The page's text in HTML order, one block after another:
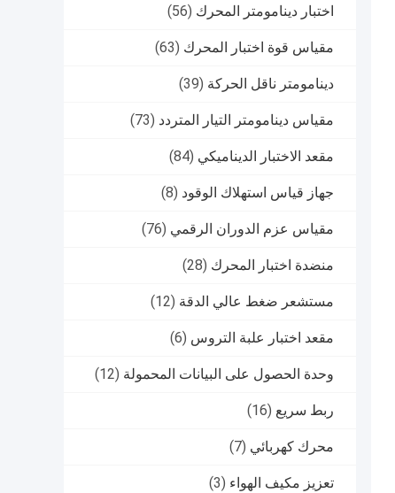
اختبار دينامومتر المحرك (56)
مقياس قوة اختبار المحرك (63)
دينامومتر ناقل الحركة (39)
مقياس دينامومتر التيار المتردد (73)
مقعد الاختبار الديناميكي (84)
جهاز قياس استهلاك الوقود (8)
مقياس عزم الدوران الرقمي (76)
منضدة اختبار المحرك (28)
مستشعر ضغط عالي الدقة (12)
مقعد اختبار علبة التروس (6)
وحدة الحصول على البيانات المحمولة (12)
ربط سريع (16)
محرك كهربائي (7)
تعزيز مكيف الهواء (3)